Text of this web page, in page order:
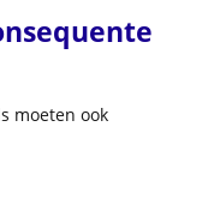
moeten ook